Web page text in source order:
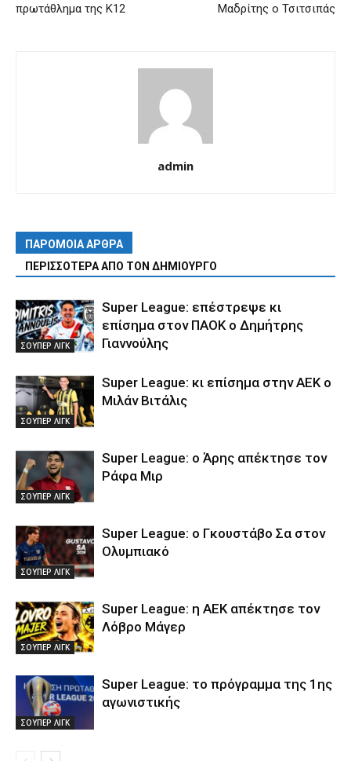
πρωτάθλημα της Κ12
Μαδρίτης ο Τσιτσιπάς
admin
ΠΑΡΟΜΟΙΑ ΑΡΘΡΑ
ΠΕΡΙΣΣΟΤΕΡΑ ΑΠΟ ΤΟΝ ΔΗΜΙΟΥΡΓΟ
ΣΟΥΠΕΡ ΛΙΓΚ
Super League: επέστρεψε κι
επίσημα στον ΠΑΟΚ ο Δημήτρης
Γιαννούλης
ΣΟΥΠΕΡ ΛΙΓΚ
Super League: κι επίσημα στην ΑΕΚ ο
Μιλάν Βιτάλις
ΣΟΥΠΕΡ ΛΙΓΚ
Super League: ο Άρης απέκτησε τον
Ράφα Μιρ
ΣΟΥΠΕΡ ΛΙΓΚ
Super League: ο Γκουστάβο Σα στον
Ολυμπιακό
ΣΟΥΠΕΡ ΛΙΓΚ
Super League: η ΑΕΚ απέκτησε τον
Λόβρο Μάγερ
ΣΟΥΠΕΡ ΛΙΓΚ
Super League: το πρόγραμμα της 1ης
αγωνιστικής